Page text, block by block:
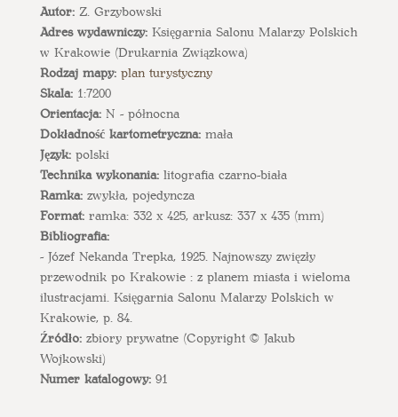
Autor:Z. Grzybowski
Adres wydawniczy:Księgarnia Salonu Malarzy Polskich
w Krakowie (Drukarnia Związkowa)
Rodzaj mapy: plan turystyczny
Skala:1:7200
Orientacja:N - północna
Dokładność kartometryczna:mała
Język:polski
Technika wykonania:litografia czarno-biała
Ramka:zwykła, pojedyncza
Format:ramka: 332 x 425, arkusz: 337 x 435 (mm)
Bibliografia:
- Józef Nekanda Trepka, 1925. Najnowszy zwięzły
przewodnik po Krakowie : z planem miasta i wieloma
ilustracjami. Księgarnia Salonu Malarzy Polskich w
Krakowie, p. 84.
Źródło:zbiory prywatne (Copyright © Jakub
Wojkowski)
Numer katalogowy:91